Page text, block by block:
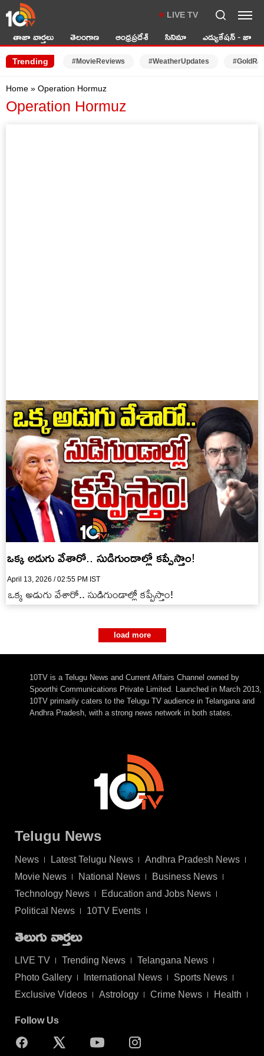
LIVE TV
తాజా వార్తలు తెలంగాణ ఆంధ్రప్రదేశ్ సినిమా ఎడ్యుకేషన్ - జాబ్స్
Trending #MovieReviews #WeatherUpdates
Home » Operation Hormuz
Operation Hormuz
ఒక్క అడుగు వేశారో.. సుడిగుండాల్లో కప్పేస్తాం!
April 13, 2026 / 02:55 PM IST
ఒక్క అడుగు వేశారో.. సుడిగుండాల్లో కప్పేస్తాం!
load more
10TV is a Telugu News and Current Affairs Channel owned by
Spoorthi Communications Private Limited. Launched in March 2013,
10TV primarily caters to the Telugu TV audience in Telangana and
Andhra Pradesh, with a strong news network in both states.
Telugu News
News Latest Telugu News
Andhra Pradesh News
Movie News
National News
Business News
Technology News
Education and Jobs News
Political News
10TV Events
తెలుగు వార్తలు
LIVE TV Trending News
Telangana News
Photo Gallery
International News
Sports News
Exclusive Videos
Astrology Crime News Health
Follow Us